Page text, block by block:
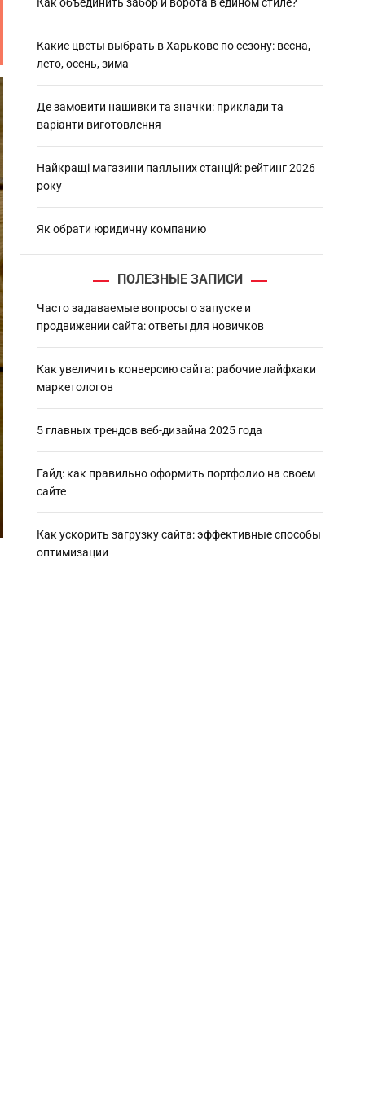
Какие цветы выбрать в Харькове по сезону: весна,
лето, осень, зима
Де замовити нашивки та значки: приклади та
варіанти виготовлення
Найкращі магазини паяльних станцій: рейтинг 2026
року
Як обрати юридичну компанию
ПОЛЕЗНЫЕ ЗАПИСИ
Часто задаваемые вопросы о запуске и
продвижении сайта: ответы для новичков
Как увеличить конверсию сайта: рабочие лайфхаки
маркетологов
5 главных трендов веб-дизайна 2025 года
Гайд: как правильно оформить портфолио на своем
сайте
Как ускорить загрузку сайта: эффективные способы
оптимизации